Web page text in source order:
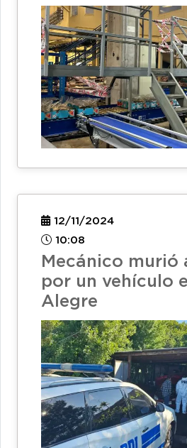
12/11/2024
10:08
Mecánico murió
por un vehículo
Alegre